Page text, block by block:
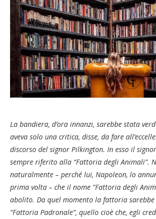
La bandiera, d’ora innanzi, sarebbe stata
aveva solo una critica, disse, da fare
discorso del signor Pilkington. In esso il
sempre riferito alla “Fattoria degli Animali”.
naturalmente – perché lui, Napoleon, lo
prima volta – che il nome “Fattoria degli
abolito. Da quel momento la fattoria
“Fattoria Padronale”, quello cioè che, egli